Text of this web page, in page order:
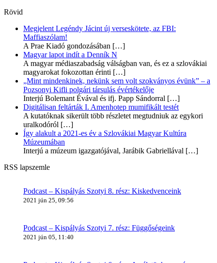
Rövid
Megjelent Legéndy Jácint új verseskötete, az FBI:
Maffiaszólam!
A Prae Kiadó gondozásában […]
Magyar lapot indít a Denník N
A magyar médiaszabadság válságban van, és ez a szlovákiai
magyarokat fokozottan érinti […]
„Mint mindenkinek, nekünk sem volt szokványos évünk” – a
Pozsonyi Kifli polgári társulás évértékelője
Interjú Bolemant Évával és ifj. Papp Sándorral […]
Digitálisan feltárták I. Amenhotep mumifikált testét
A kutatóknak sikerült több részletet megtudniuk az egykori
uralkodóról […]
Így alakult a 2021-es év a Szlovákiai Magyar Kultúra
Múzeumában
Interjú a múzeum igazgatójával, Jarábik Gabriellával […]
RSS lapszemle
Podcast – Kispályás Szotyi 8. rész: Kiskedvenceink
2021 jún 25, 09:56
Podcast – Kispályás Szotyi 7. rész: Függőségeink
2021 jún 05, 11:40